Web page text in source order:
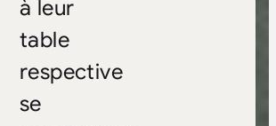
à leur
table
respective
se